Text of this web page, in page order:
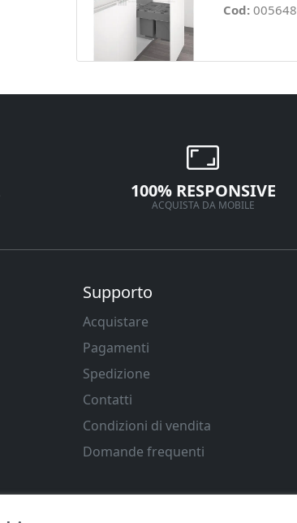
Cod:
100% RESPONSIVE
ACQUISTA DA MOBILE
Supporto
Acquistare
Pagamenti
Spedizione
Contatti
Condizioni di vendita
Domande frequenti